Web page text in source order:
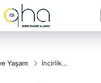
Yaşam
İncirlik